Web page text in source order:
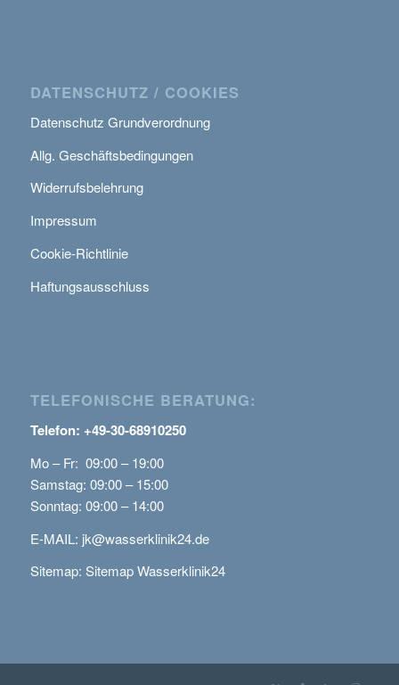
DATENSCHUTZ / COOKIES
Datenschutz Grundverordnung
Allg. Geschäftsbedingungen
Widerrufsbelehrung
Impressum
Cookie-Richtlinie
Haftungsausschluss
TELEFONISCHE BERATUNG:
Telefon: +49-30-68910250
Mo – Fr: 09:00 – 19:00
Samstag: 09:00 – 15:00
Sonntag: 09:00 – 14:00
E-MAIL: jk@wasserklinik24.de
Sitemap: Sitemap Wasserklinik24